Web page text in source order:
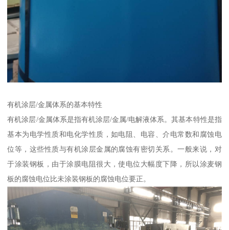
有机涂层/金属体系的基本特性
有机涂层/金属体系是指有机涂层/金属/电解液体系。其基本特性是指
基本为电学性质和电化学性质，如电阻、电容、介电常数和腐蚀电
位等，这些性质与有机涂层金属的腐蚀有密切关系。一般来说，对
于涂装钢板，由于涂膜电阻很大，使电位大幅度下降，所以涂麦钢
板的腐蚀电位比未涂装钢板的腐蚀电位要正。